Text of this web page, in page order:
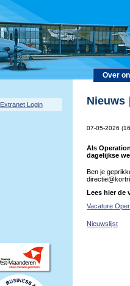
Over
Extranet Login Nieuws
07-05-2026
Als
dagelijkse
Ben je
Lees hier de
Vacature
Nieuwslijst